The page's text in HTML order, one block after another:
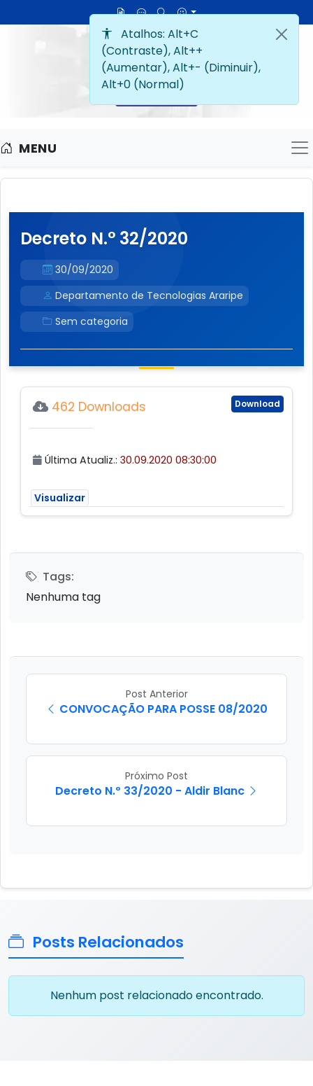
MENU
Decreto N.° 32/2020
30/09/2020
Departamento de Tecnologias Araripe
Sem categoria
Download
462 Downloads
Última Atualiz.: 30.09.2020 08:30:00
Visualizar
Tags:
Nenhuma tag
Post Anterior
CONVOCAÇÃO PARA POSSE 08/2020
Próximo Post
Decreto N.º 33/2020 - Aldir Blanc
Posts Relacionados
Nenhum post relacionado encontrado.